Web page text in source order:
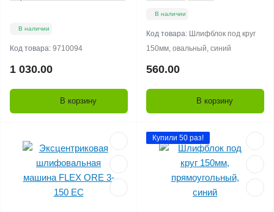
В наличии
Код товара: 9710094
1 030.00
В корзину
В наличии
Код товара: Шлифблок под круг
150мм, овальный, синий
560.00
В корзину
Купили 50 раз!